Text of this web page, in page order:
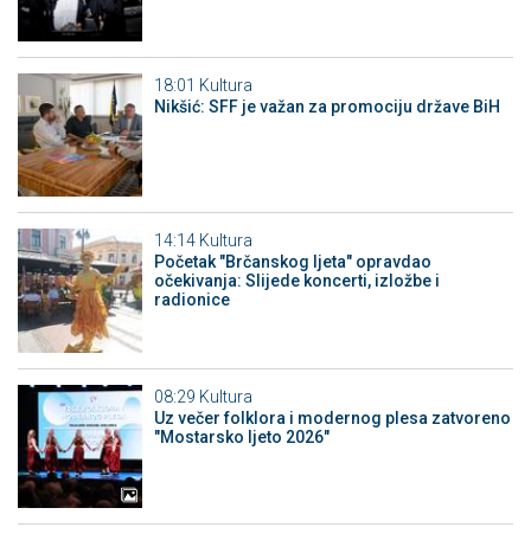
18:01 Kultura
Nikšić: SFF je važan za promociju države BiH
14:14 Kultura
Početak "Brčanskog ljeta" opravdao
očekivanja: Slijede koncerti, izložbe i
radionice
08:29 Kultura
Uz večer folklora i modernog plesa zatvoreno
"Mostarsko ljeto 2026"